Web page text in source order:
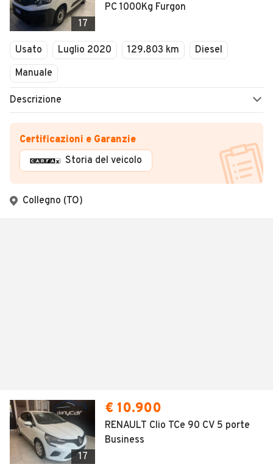
17
PC 1000Kg Furgon
Usato Luglio 2020 129.803 km
Diesel
Manuale
Descrizione
Certificazioni e Garanzie
Storia del veicolo
Collegno (TO)
17
€ 10.900
RENAULT Clio TCe 90 CV 5 porte
Business